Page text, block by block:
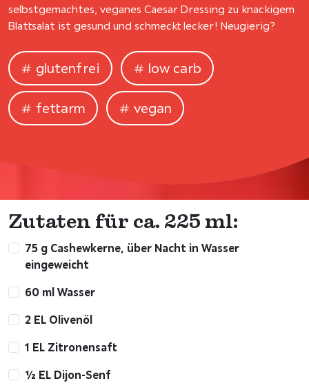
selbstgemachtes, veganes Caesar Dressing zu knackigem
Blattsalat ist gesund und schmeckt lecker! Neugierig?
glutenfrei low carb
fettarm vegan
Zutaten für ca. 225 ml:
75 g Cashewkerne, über Nacht in Wasser
eingeweicht
60 ml Wasser
2 EL Olivenöl
1 EL Zitronensaft
½ EL Dijon-Senf